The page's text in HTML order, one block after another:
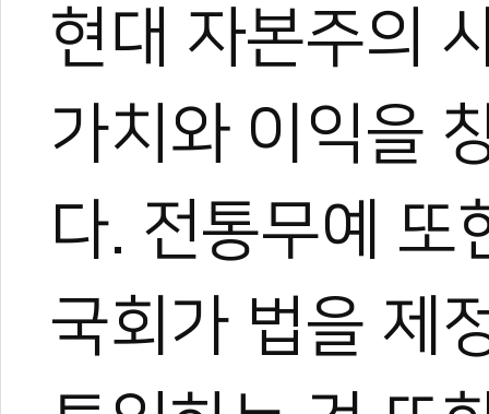
현대 자본주의
가치와 이익을
다. 전통무예 또
국회가 법을 제